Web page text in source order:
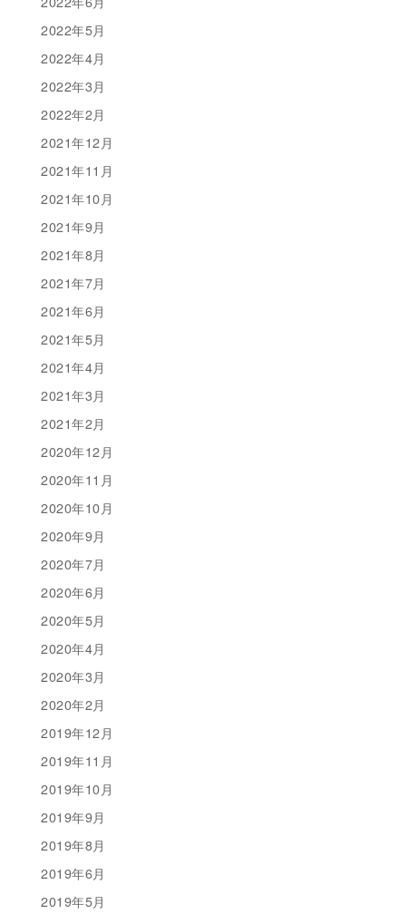
2022年5月
2022年4月
2022年3月
2022年2月
2021年12月
2021年11月
2021年10月
2021年9月
2021年8月
2021年7月
2021年6月
2021年5月
2021年4月
2021年3月
2021年2月
2020年12月
2020年11月
2020年10月
2020年9月
2020年7月
2020年6月
2020年5月
2020年4月
2020年3月
2020年2月
2019年12月
2019年11月
2019年10月
2019年9月
2019年8月
2019年6月
2019年5月